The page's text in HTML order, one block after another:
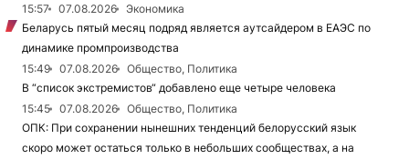
15:57
07.08.2026
Экономика
Беларусь пятый месяц подряд является аутсайдером в ЕАЭС по
динамике промпроизводства
15:49
07.08.2026
Общество, Политика
В “список экстремистов“ добавлено еще четыре человека
15:45
07.08.2026
Общество, Политика
ОПК: При сохранении нынешних тенденций белорусский язык
скоро может остаться только в небольших сообществах, а на